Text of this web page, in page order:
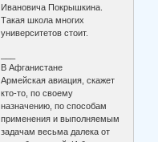
Ивановича Покрышкина.
Такая школа многих
университетов стоит.
В Афганистане
Армейская авиация, скажет
кто-то, по своему
назначению, по способам
применения и выполняемым
задачам весьма далека от